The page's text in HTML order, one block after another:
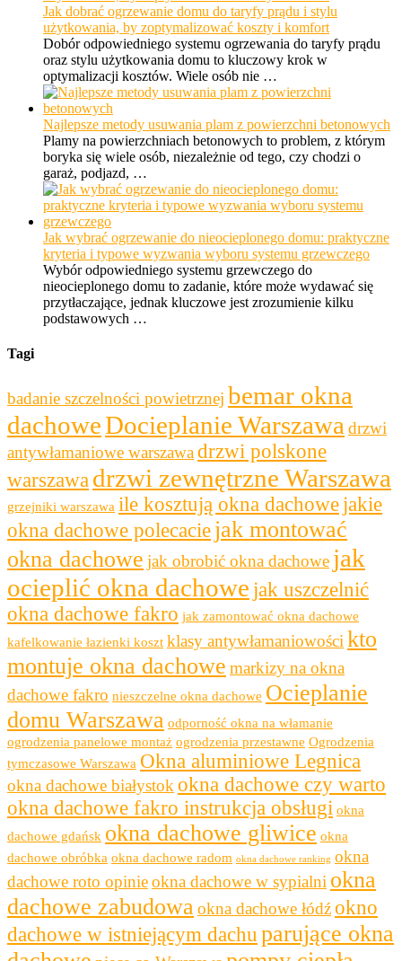
Jak dobrać ogrzewanie domu do taryfy prądu i stylu
użytkowania, by zoptymalizować koszty i komfort
Dobór odpowiedniego systemu ogrzewania do taryfy prądu
oraz stylu użytkowania domu to kluczowy krok w
optymalizacji kosztów. Wiele osób nie …
Najlepsze metody usuwania plam z powierzchni betonowych
Plamy na powierzchniach betonowych to problem, z którym
boryka się wiele osób, niezależnie od tego, czy chodzi o
garaż, podjazd, …
Jak wybrać ogrzewanie do nieocieplonego domu: praktyczne
kryteria i typowe wyzwania wyboru systemu grzewczego
Wybór odpowiedniego systemu grzewczego do
nieocieplonego domu to zadanie, które może wydawać się
przytłaczające, jednak kluczowe jest zrozumienie kilku
podstawowych …
Tagi
badanie szczelności powietrznej bemar okna
dachoweDocieplanie Warszawa drzwi
antywłamaniowe warszawadrzwi polskone
warszawa drzwi zewnętrzne Warszawa
grzejniki warszawa ile kosztują okna dachowe jakie
okna dachowe polecacie jak montować
okna dachowe jak obrobić okna dachowe jak
ocieplić okna dachowe jak uszczelnić
okna dachowe fakro jak zamontować okna dachowe
kafelkowanie łazienki koszt klasy antywłamaniowościkto
montuje okna dachowe markizy na okna
dachowe fakro nieszczelne okna dachowe Ocieplanie
domu Warszawa odporność okna na włamanie
ogrodzenia panelowe montaż ogrodzenia przestawne Ogrodzenia
tymczasowe Warszawa Okna aluminiowe Legnica
okna dachowe białystokokna dachowe czy warto
okna dachowe fakro instrukcja obsługi okna
dachowe gdańsk okna dachowe gliwice okna
dachowe obróbka okna dachowe radom okna dachowe ranking okna
dachowe roto opinieokna dachowe w sypialni okna
dachowe zabudowaokna dachowe łódźokno
dachowe w istniejącym dachu parujące okna